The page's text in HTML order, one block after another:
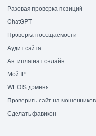
Разовая проверка позиций
ChatGPT
Проверка посещаемости
Аудит сайта
Антиплагиат онлайн
Мой IP
WHOIS домена
Проверить сайт на мошенников
Сделать фавикон